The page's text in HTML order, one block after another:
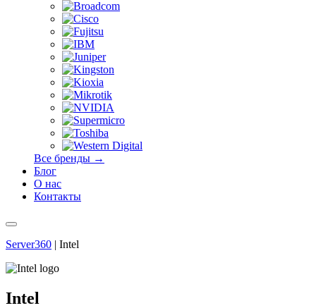
Все бренды →
Блог
О нас
Контакты
Server360 | Intel
Intel